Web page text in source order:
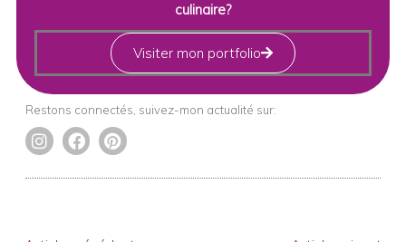
culinaire?
Visiter mon portfolio
Restons connectés, suivez-mon actualité sur:
n a i